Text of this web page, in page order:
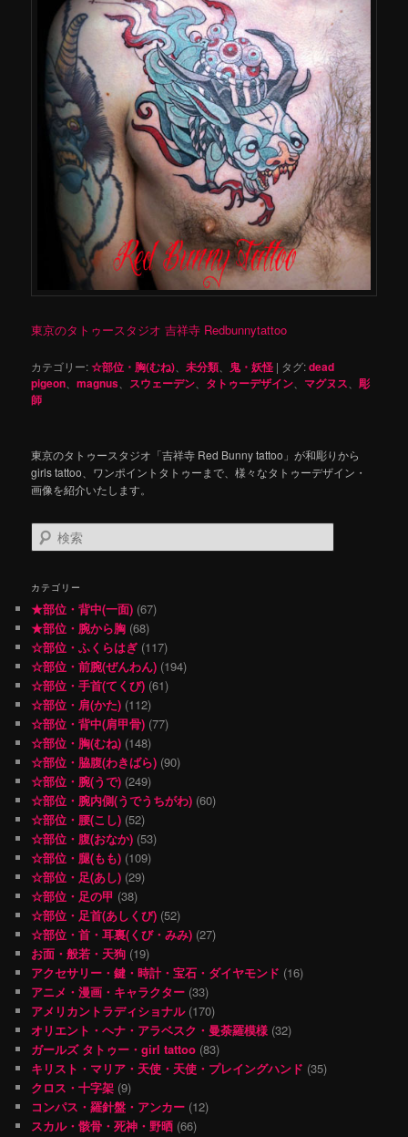
東京のタトゥースタジオ 吉祥寺 Redbunnytattoo
カテゴリー:☆部位・胸(むね) 、未分類 鬼・妖怪 | タグ:dead
pigeon 、magnus スウェーデン タトゥーデザイン マグヌス 、彫
師
東京のタトゥースタジオ「吉祥寺 Red Bunny tattoo」が和彫りから
girls tattoo、ワンポイントタトゥーまで、様々なタトゥーデザイン・
画像を紹介いたします。
検
索
カテゴリー
★部位・背中(一面) (67)
★部位・腕から胸 (68)
☆部位・ふくらはぎ (117)
☆部位・前腕(ぜんわん) (194)
☆部位・手首(てくび) (61)
☆部位・肩(かた) (112)
☆部位・背中(肩甲骨) (77)
☆部位・胸(むね) (148)
☆部位・脇腹(わきばら) (90)
☆部位・腕(うで) (249)
☆部位・腕内側(うでうちがわ) (60)
☆部位・腰(こし) (52)
☆部位・腹(おなか) (53)
☆部位・腿(もも) (109)
☆部位・足(あし) (29)
☆部位・足の甲 (38)
☆部位・足首(あしくび) (52)
☆部位・首・耳裏(くび・みみ) (27)
お面・般若・天狗 (19)
アクセサリー・鍵・時計・宝石・ダイヤモンド (16)
アニメ・漫画・キャラクター (33)
アメリカントラディショナル(170)
オリエント・ヘナ・アラベスク・曼荼羅模様 (32)
ガールズ タトゥー・girl tattoo (83)
キリスト・マリア・天使・天使・プレイングハンド (35)
クロス・十字架 (9)
コンパス・羅針盤・アンカー (12)
スカル・骸骨・死神・野晒 (66)